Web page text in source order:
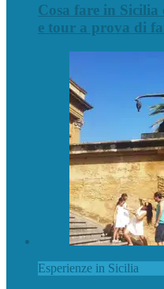
Cosa fare in
e tour a prova di
Esperienze in Sicilia